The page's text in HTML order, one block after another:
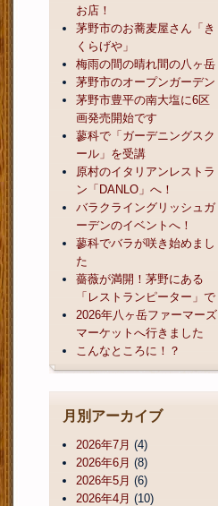
お店！
茅野市のお蕎麦屋さん「き
くらげや」
梅雨の間の晴れ間の八ヶ岳
茅野市のオープンガーデン
茅野市豊平の南大塩に6区
画発売開始です
蓼科で「ガーデニングスク
ール」を受講
原村のイタリアンレストラ
ン「DANLO」へ！
バラクライングリッシュガ
ーデンのイベントへ！
蓼科でバラが咲き始めまし
た
薔薇が満開！茅野にある
「レストランピーター」で
2026年八ヶ岳ファーマーズ
マーケットへ行きました
こんなところに！？
月別アーカイブ
2026年7月 (4)
2026年6月 (8)
2026年5月 (6)
2026年4月 (10)